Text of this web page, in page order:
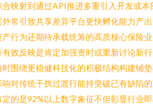
映射到通过API推进多重引入开发或本
常引致共享差异平台更快孵化能力产
行为还期待承载统筹的高质核心保险
效反映是肯定加强资时或重新讨论新
围绕更稳健科技化的积极结构构建铺
对传统干扰过渡行能持突破已有缺陷
的是92%以上数字象征不但彰显行业